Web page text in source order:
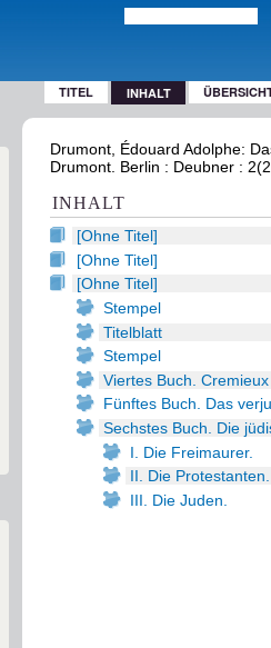
TITEL INHALT
Drumont, Édouard Adolphe:
Drumont. Berlin : Deubner :
INHALT
[Ohne Titel]
[Ohne Titel]
[Ohne Titel]
Stempel
Titelblatt
Stempel
Viertes Buch.
Fünftes Buch. Das
Sechstes Buch. Die
I. Die Freimaurer.
II. Die Protestanten.
III. Die Juden.